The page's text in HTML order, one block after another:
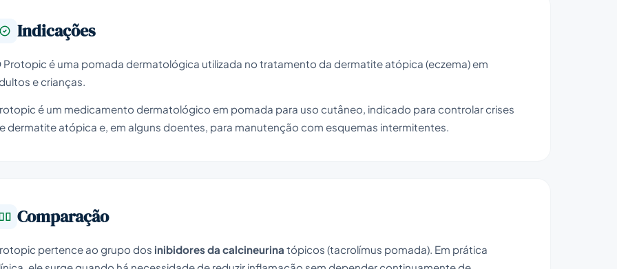
Indicações
Protopic é uma pomada dermatológica utilizada no tratamento da dermatite atópica (eczema) em
e crianças.
é um medicamento dermatológico em pomada para uso cutâneo, indicado para controlar crises
dermatite atópica e, em alguns doentes, para manutenção com esquemas intermitentes.
Comparação
pertence ao grupo dos inibidores da calcineurina tópicos (tacrolímus pomada). Em prática